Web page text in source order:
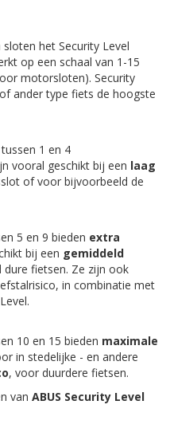
het Security Level
op een schaal van 1-15
motorsloten). Security
ander type fiets de hoogste
1 en 4
vooral geschikt bij een laag
of voor bijvoorbeeld de
5 en 9 bieden extra
bij een gemiddeld
dure fietsen. Ze zijn ook
in combinatie met
10 en 15 bieden maximale
in stedelijke - en andere
, voor duurdere fietsen.
van ABUS Security Level